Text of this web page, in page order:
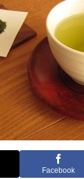
Facebook